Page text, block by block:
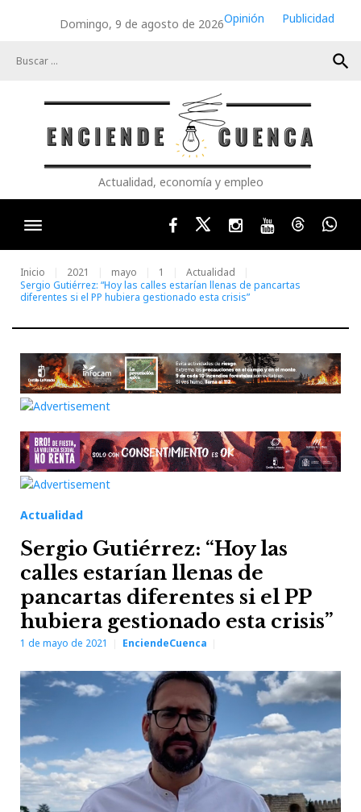
Domingo, 9 de agosto de 2026Opinión
Publicidad
search
Actualidad, economía y empleo
FacebookTwitterInstagram
YoutubeThreads
Inicio 2021 mayo 1
Actualidad
Sergio Gutiérrez: “Hoy las calles estarían llenas de pancartas
diferentes si el PP hubiera gestionado esta crisis”
Actualidad
Sergio Gutiérrez: “Hoy las
calles estarían llenas de
pancartas diferentes si el PP
hubiera gestionado esta crisis”
1 de mayo de 2021 EnciendeCuenca